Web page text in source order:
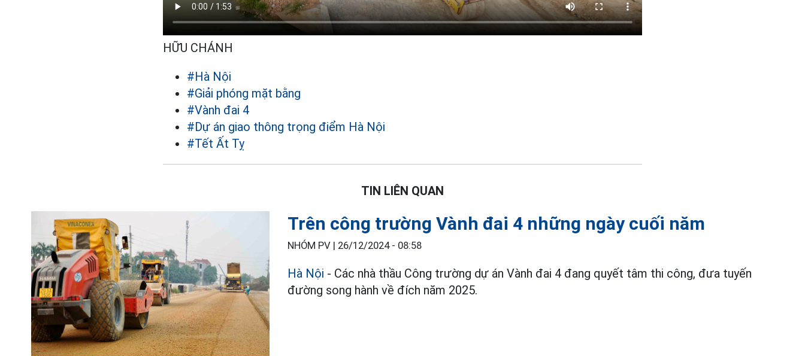
HỮU CHÁNH
#Hà Nội
#Giải phóng mặt bằng
#Vành đai 4
#Dự án giao thông trọng điểm Hà Nội
#Tết Ất Tỵ
TIN LIÊN QUAN
Trên công trường Vành đai 4 những ngày cuối năm
NHÓM PV | 26/12/2024 - 08:58
Hà Nội - Các nhà thầu Công trường dự án Vành đai 4 đang quyết tâm thi công, đưa tuyến
đường song hành về đích năm 2025.